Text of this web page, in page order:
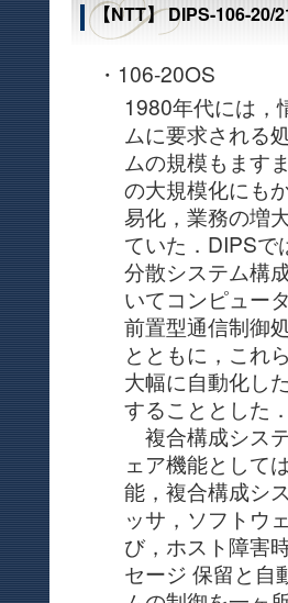
【NTT】 DIPS-106-20/
・106-20OS
1980年代には，
ムに要求される
ムの規模もます
の大規模化にも
易化，業務の増
ていた．DIPSで
分散システム構
いてコンピュー
前置型通信制御
とともに，これ
大幅に自動化し
することとした．
複合構成シス
ェア機能として
能，複合構成シ
ッサ，ソフトウ
び，ホスト障害
セージ 保留と自